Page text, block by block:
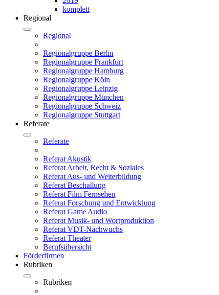
komplett
Regional
Regional
Regionalgruppe Berlin
Regionalgruppe Frankfurt
Regionalgruppe Hamburg
Regionalgruppe Köln
Regionalgruppe Leipzig
Regionalgruppe München
Regionalgruppe Schweiz
Regionalgruppe Stuttgart
Referate
Referate
Referat Akustik
Referat Arbeit, Recht & Soziales
Referat Aus- und Weiterbildung
Referat Beschallung
Referat Film Fernsehen
Referat Forschung und Entwicklung
Referat Game Audio
Referat Musik- und Wortproduktion
Referat VDT-Nachwuchs
Referat Theater
Berufsübersicht
Förderfirmen
Rubriken
Rubriken